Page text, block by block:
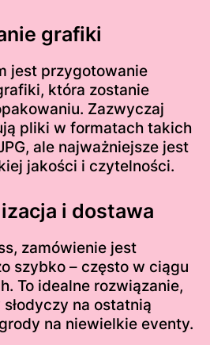
grafiki
jest przygotowanie
która zostanie
Zazwyczaj
pliki w formatach takich
ale najważniejsze jest
jakości i czytelności.
i dostawa
zamówienie jest
szybko – często w ciągu
To idealne rozwiązanie,
na ostatnią
na niewielkie eventy.